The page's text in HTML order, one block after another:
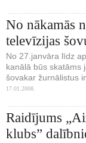
No nākamās
televīzijas
No 27.janvāra līdz
kanālā būs skatāms
šovakar žurnālistus
17.01.2008.
Raidījums
klubs”